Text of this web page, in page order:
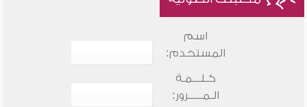
اسم
المستخدم:
كـلـــمـة
الـمـــــرور: